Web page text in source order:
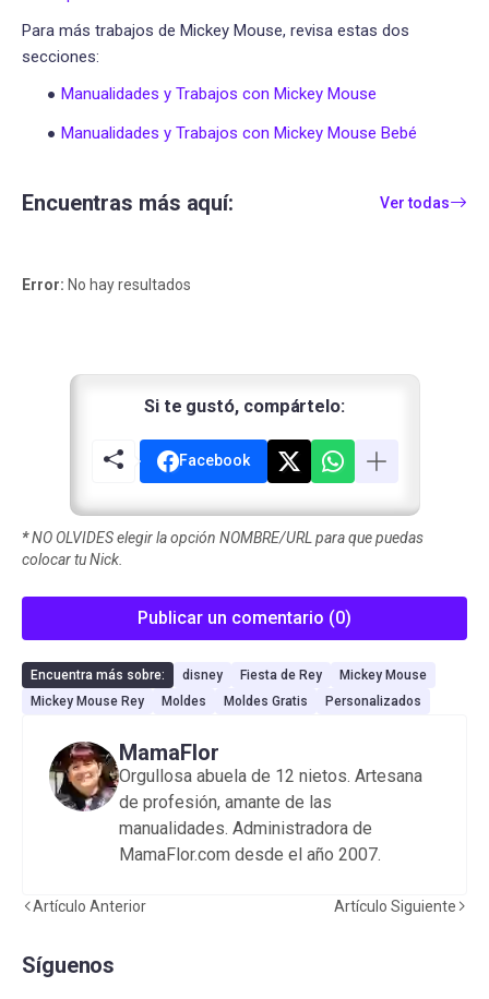
Para más trabajos de Mickey Mouse, revisa estas dos
secciones:
Manualidades y Trabajos con Mickey Mouse
Manualidades y Trabajos con Mickey Mouse Bebé
Encuentras más aquí: Ver todas
Error: No hay resultados
Si te gustó, compártelo:
Facebook
*NO OLVIDES elegir la opción NOMBRE/URL para que puedas
colocar tu Nick.
Publicar un comentario (0)
Encuentra más sobre: disney Fiesta de Rey
Mickey Mouse
Mickey Mouse Rey
Moldes Moldes Gratis Personalizados
MamaFlor
Orgullosa abuela de 12 nietos. Artesana
de profesión, amante de las
manualidades. Administradora de
MamaFlor.com desde el año 2007.
Artículo Anterior Artículo Siguiente
Síguenos